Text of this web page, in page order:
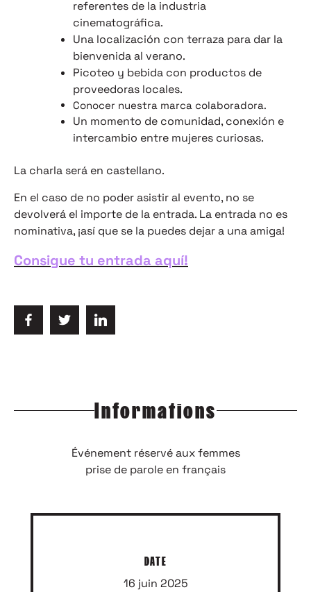
referentes de la industria
cinematográfica.
Una localización con terraza para dar la
bienvenida al verano.
Picoteo y bebida con productos de
proveedoras locales.
Conocer nuestra marca colaboradora.
Un momento de comunidad, conexión e
intercambio entre mujeres curiosas.
La charla será en castellano.
​En el caso de no poder asistir al evento, no se
devolverá el importe de la entrada. La entrada no es
nominativa, ¡así que se la puedes dejar a una amiga!
Consigue tu entrada aquí!
Informations
Événement réservé aux femmes
prise de parole en français
DATE
16 juin 2025